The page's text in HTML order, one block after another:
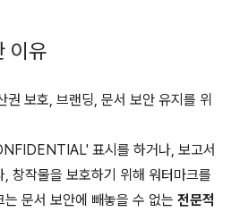
이유
보호, 브랜딩, 문서 보안 유지를 위
표시를 하거나, 보고서
, 창작물을 보호하기 위해 워터마크를
는 문서 보안에 빼놓을 수 없는 전문적